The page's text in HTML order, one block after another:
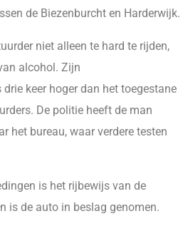
de Biezenburcht en Harderwijk.
niet alleen te hard te rijden,
alcohol. Zijn
keer hoger dan het toegestane
De politie heeft de man
het bureau, waar verdere testen
is het rijbewijs van de
is de auto in beslag genomen.